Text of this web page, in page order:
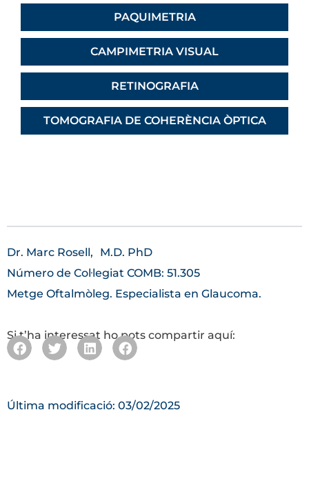
PAQUIMETRIA
CAMPIMETRIA VISUAL
RETINOGRAFIA
TOMOGRAFIA DE COHERÈNCIA ÒPTICA
Dr. Marc Rosell,
M.D. PhD
Número de Col·legiat COMB: 51.305
Metge Oftalmòleg. Especialista en Glaucoma.
Si t’ha interessat ho pots compartir aquí:
Última modificació: 03/02/2025